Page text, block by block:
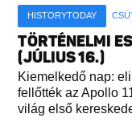
HISTORYTODAY
TÖRTÉNELMI
(JÚLIUS 16.)
Kiemelkedő nap:
fellőtték az Apollo
világ első